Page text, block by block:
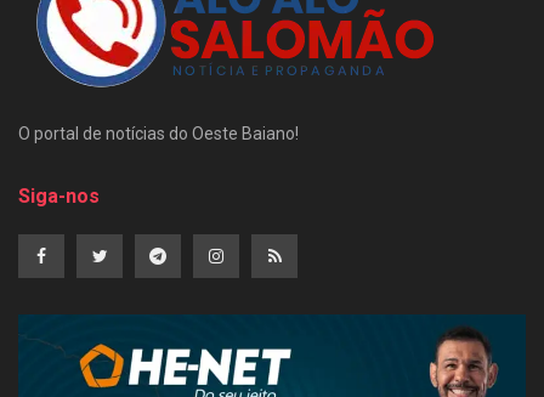
O portal de notícias do Oeste Baiano!
Siga-nos